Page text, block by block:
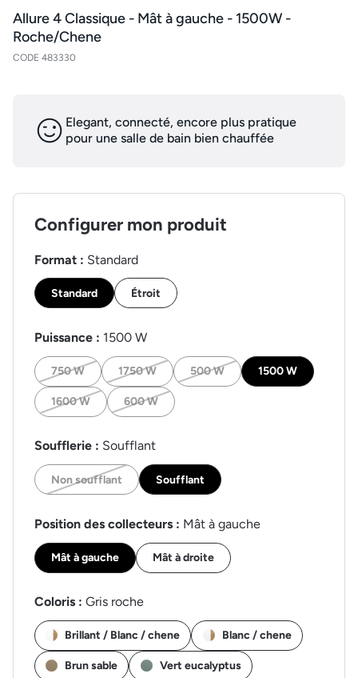
Allure 4 Classique - Mât à gauche - 1500W -
Roche/Chene
CODE 483330
Elegant, connecté, encore plus pratique
pour une salle de bain bien chauffée
Configurer mon produit
Format : Standard
Standard Étroit
Puissance : 1500 W
750 W 1750 W 500 W 1500 W
1600 W 600 W
Soufflerie : Soufflant
Non soufflant Soufflant
Position des collecteurs : Mât à gauche
Mât à gauche Mât à droite
Coloris : Gris roche
Brillant / Blanc / chene Blanc / chene
Brun sable Vert eucalyptus